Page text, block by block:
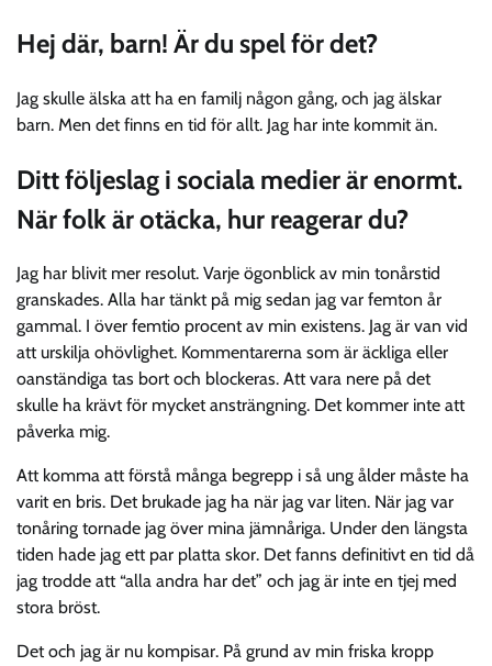
Hej där, barn! Är du spel för det?
Jag skulle älska att ha en familj någon gång, och jag älskar
barn. Men det finns en tid för allt. Jag har inte kommit än.
Ditt följeslag i sociala medier är enormt.
När folk är otäcka, hur reagerar du?
Jag har blivit mer resolut. Varje ögonblick av min tonårstid
granskades. Alla har tänkt på mig sedan jag var femton år
gammal. I över femtio procent av min existens. Jag är van vid
att urskilja ohövlighet. Kommentarerna som är äckliga eller
oanständiga tas bort och blockeras. Att vara nere på det
skulle ha krävt för mycket ansträngning. Det kommer inte att
påverka mig.
Att komma att förstå många begrepp i så ung ålder måste ha
varit en bris. Det brukade jag ha när jag var liten. När jag var
tonåring tornade jag över mina jämnåriga. Under den längsta
tiden hade jag ett par platta skor. Det fanns definitivt en tid då
jag trodde att “alla andra har det” och jag är inte en tjej med
stora bröst.
Det och jag är nu kompisar. På grund av min friska kropp